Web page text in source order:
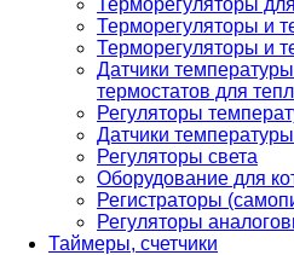
Терморегуляторы и
Терморегуляторы и
Датчики
термостатов для
Регуляторы
Датчики
Регуляторы света
Оборудование для
Регистраторы
Регуляторы
Таймеры, счетчики